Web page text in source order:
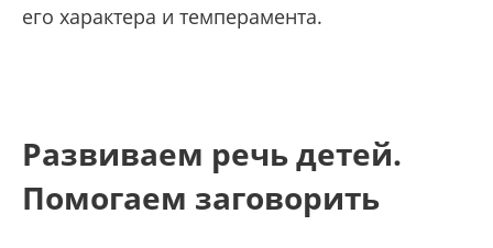
его характера и темперамента.
Развиваем речь детей.
Помогаем заговорить